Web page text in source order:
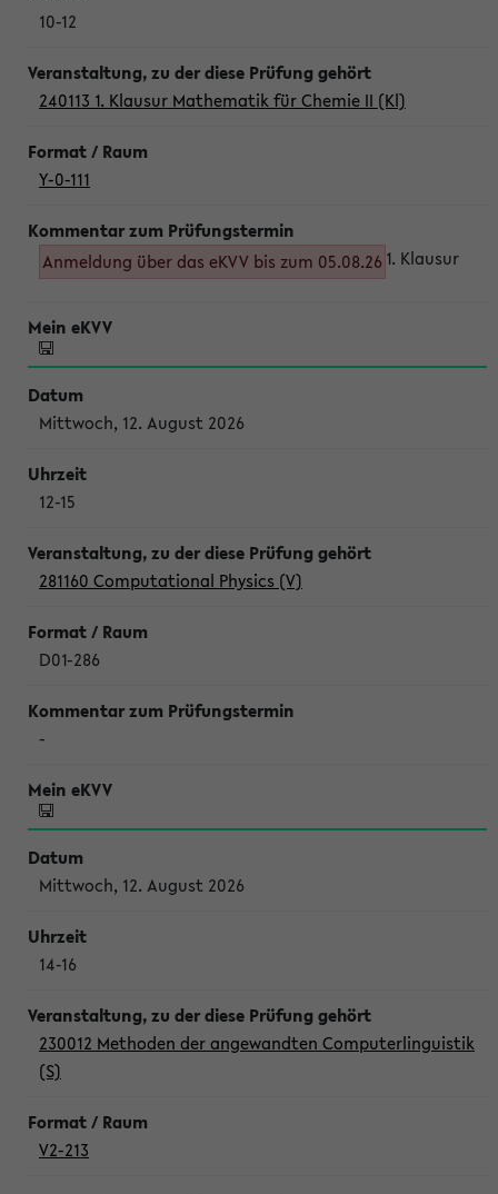
10-12
240113 1. Klausur Mathematik für Chemie II (Kl)
Y-0-111
Anmeldung über das eKVV bis zum 05.08.26 1. Klausur
Mittwoch, 12. August 2026
12-15
281160 Computational Physics (V)
D01-286
-
Mittwoch, 12. August 2026
14-16
230012 Methoden der angewandten Computerlinguistik
(S)
V2-213